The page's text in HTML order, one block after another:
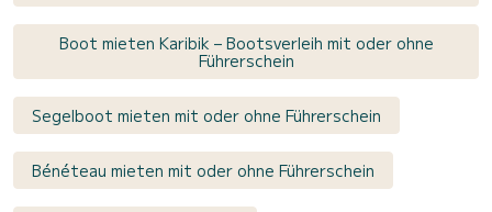
Boot mieten Karibik – Bootsverleih mit oder ohne
Führerschein
Segelboot mieten mit oder ohne Führerschein
Bénéteau mieten mit oder ohne Führerschein